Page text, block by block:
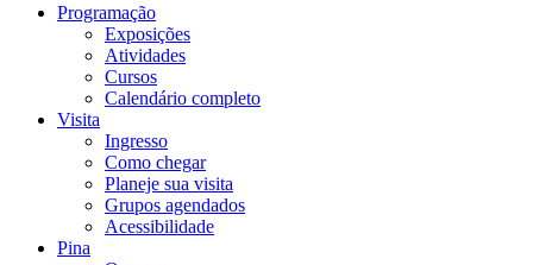
Programação
Exposições
Atividades
Cursos
Calendário completo
Visita
Ingresso
Como chegar
Planeje sua visita
Grupos agendados
Acessibilidade
Pina